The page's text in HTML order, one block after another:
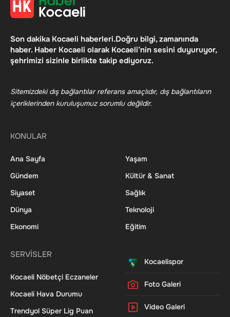
Son dakika Kocaeli haberleri.Doğru bilgi, zamanında
haber. Haber Kocaeli olarak Kocaeli’nin sesini duyuruyor,
şehrimizi sizinle birlikte takip ediyoruz.
Sitemizdeki dış bağlantılar referans amaçlıdır, dış bağlantıların
içeriklerinden kuruluşumuz sorumlu değildir.
KONULAR
Ana Sayfa
Gündem
Siyaset
Dünya
Ekonomi
Yaşam
Kültür & Sanat
Sağlık
Teknoloji
Eğitim
SERVİSLER
Kocaeli Nöbetçi Eczaneler
Kocaeli Hava Durumu
Trendyol Süper Lig Puan
Kocaelispor
Foto Galeri
Video Galeri